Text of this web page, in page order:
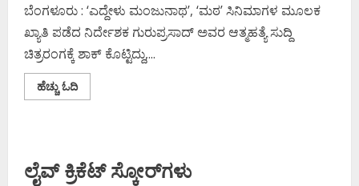
ಬೆಂಗಳೂರು : ‘ಎದ್ದೇಳು ಮಂಜುನಾಥ’, ‘ಮಠ’ ಸಿನಿಮಾಗಳ ಮೂಲಕ
ಖ್ಯಾತಿ ಪಡೆದ ನಿರ್ದೇಶಕ ಗುರುಪ್ರಸಾದ್ ಅವರ ಆತ್ಮಹತ್ಯೆ ಸುದ್ದಿ
ಚಿತ್ರರಂಗಕ್ಕೆ ಶಾಕ್ ಕೊಟ್ಟಿದ್ದು,...
ಹೆಚ್ಚು ಓದಿRead
more
ಗುರುಪ್ರಸಾದ್..!
ಲೈವ್ ಕ್ರಿಕೆಟ್ ಸ್ಕೋರ್‌ಗಳು